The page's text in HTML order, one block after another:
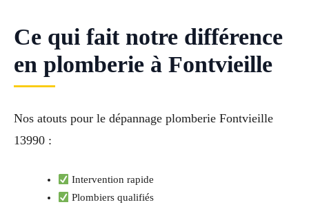
Ce qui fait notre différence
en plomberie à Fontvieille
Nos atouts pour le dépannage plomberie Fontvieille
13990 :
Intervention rapide
Plombiers qualifiés